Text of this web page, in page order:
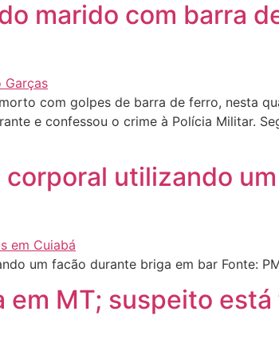
marido com barra
com golpes de barra de ferro, nesta
e confessou o crime à Polícia Militar.
utilizando
um facão durante briga em bar Fonte:
MT; suspeito